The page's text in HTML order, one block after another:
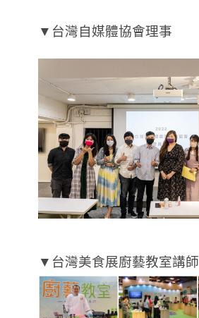
▼台灣自媒體協會理事
▼台灣美食展廚藝教室講師